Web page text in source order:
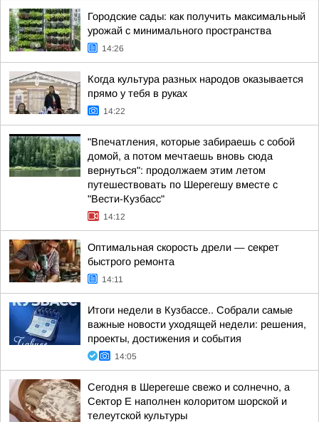
Городские сады: как получить максимальный
урожай с минимального пространства
14:26
Когда культура разных народов оказывается
прямо у тебя в руках
14:22
"Впечатления, которые забираешь с собой
домой, а потом мечтаешь вновь сюда
вернуться": продолжаем этим летом
путешествовать по Шерегешу вместе с
"Вести-Кузбасс"
14:12
Оптимальная скорость дрели — секрет
быстрого ремонта
14:11
Итоги недели в Кузбассе.. Собрали самые
важные новости уходящей недели: решения,
проекты, достижения и события
14:05
Сегодня в Шерегеше свежо и солнечно, а
Сектор Е наполнен колоритом шорской и
телеутской культуры